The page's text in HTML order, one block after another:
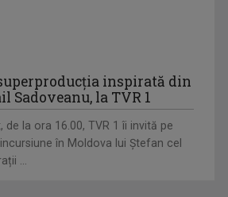
„N-am noroc” – a cincea cea mai
inspirată din
Sadoveanu, la TVR 1
de la ora 16.00, TVR 1 îi invită pe
în Moldova lui Ștefan cel
...